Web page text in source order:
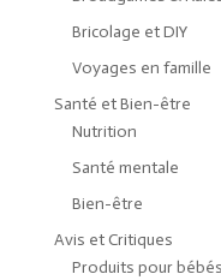
Bricolage et DIY
Voyages en famille
Santé et Bien-être
Nutrition
Santé mentale
Bien-être
Avis et Critiques
Produits pour